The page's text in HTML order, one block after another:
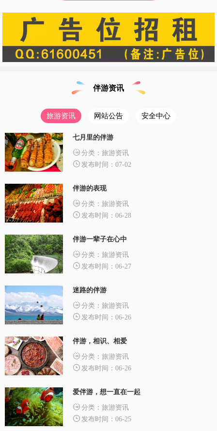
伴游资讯
旅游资讯 网站公告 安全中心
七月里的伴游
分类：旅游资讯
发布时间：07-02
伴游的表现
分类：旅游资讯
发布时间：06-28
伴游一辈子在心中
分类：旅游资讯
发布时间：06-27
迷路的伴游
分类：旅游资讯
发布时间：06-26
伴游，相识、相爱
分类：旅游资讯
发布时间：06-26
爱伴游，想一直在一起
分类：旅游资讯
发布时间：06-25